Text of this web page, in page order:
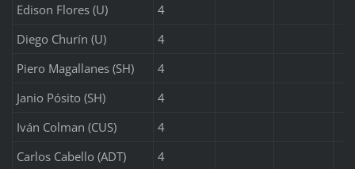
Edison Flores (U)
4
Diego Churín (U)
4
Piero Magallanes (SH)
4
Janio Pósito (SH)
4
Iván Colman (CUS)
4
Carlos Cabello (ADT)
4